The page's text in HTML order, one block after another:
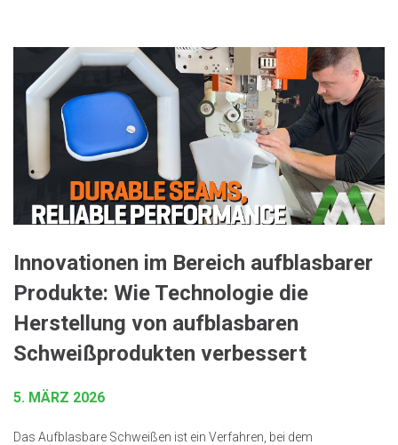
Innovationen im Bereich aufblasbarer
Produkte: Wie Technologie die
Herstellung von aufblasbaren
Schweißprodukten verbessert
5. MÄRZ 2026
Das Aufblasbare Schweißen ist ein Verfahren, bei dem